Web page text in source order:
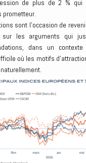
de plus de 2 % qui
prometteur.
sont l’occasion de
les arguments qui
dans un contexte
où les motifs